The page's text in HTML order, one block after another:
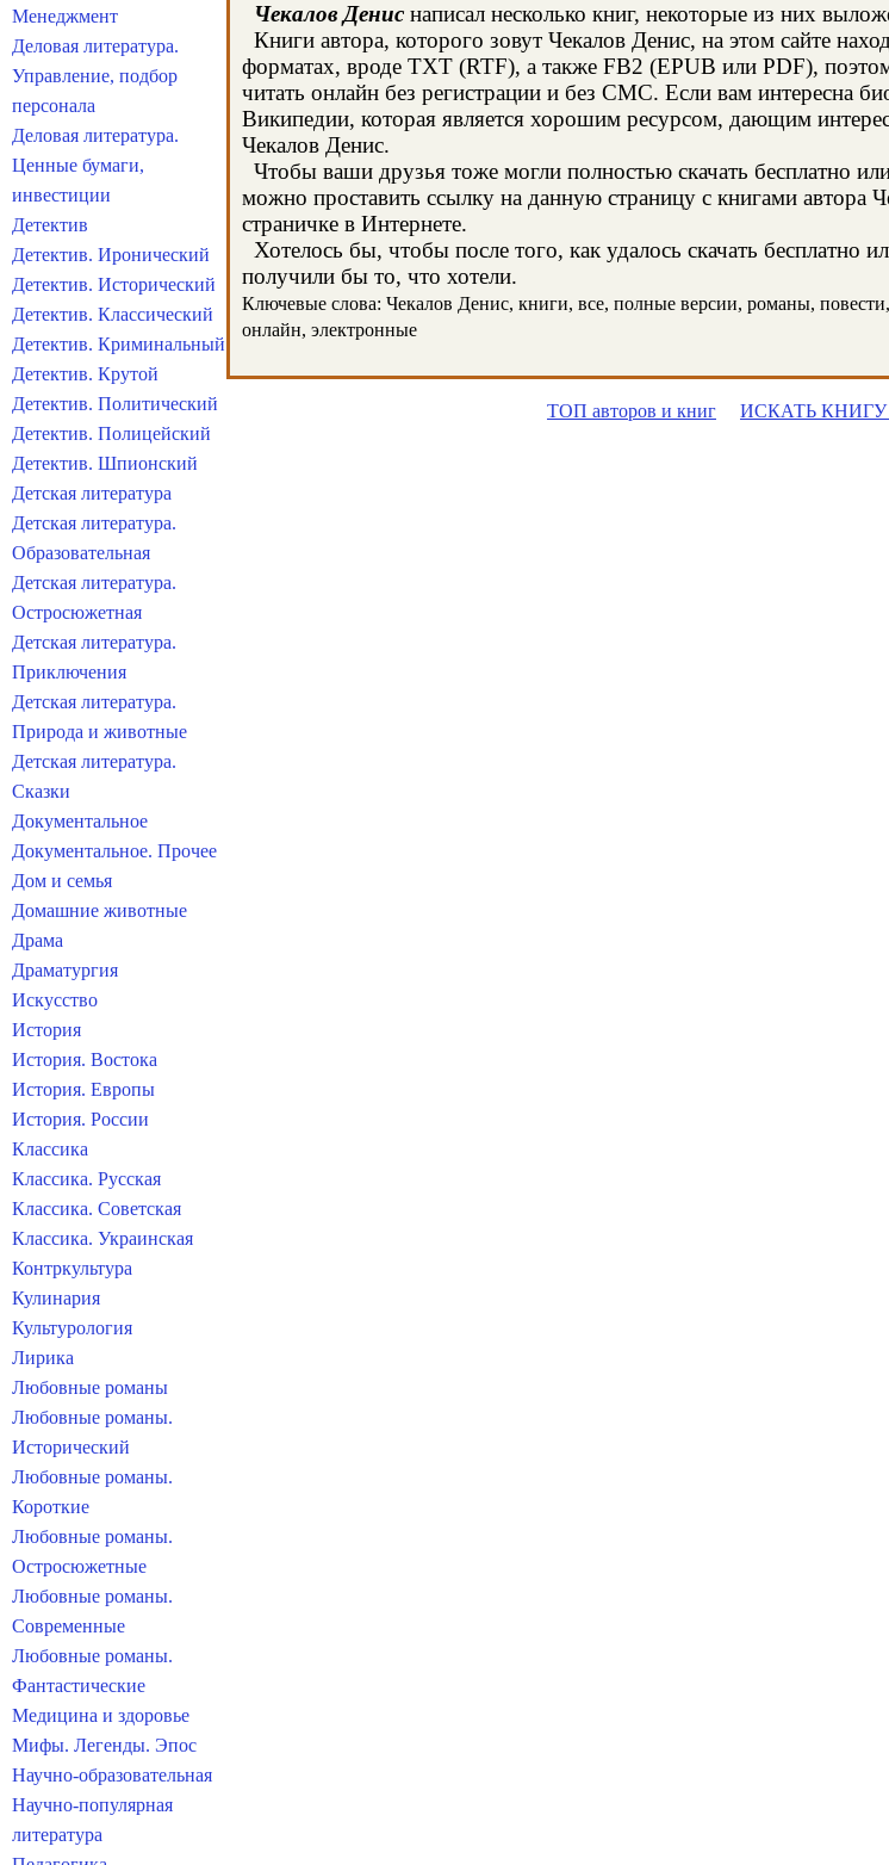
Чекалов Денис написал несколько книг, некоторые из них
Книги автора, которого зовут Чекалов Денис, на этом сайте
форматах, вроде TXT (RTF), а также FB2 (EPUB или PDF),
читать онлайн без регистрации и без СМС. Если вам интересна
Википедии, которая является хорошим ресурсом, дающим
Чекалов Денис.
Чтобы ваши друзья тоже могли полностью скачать бесплатно
можно проставить ссылку на данную страницу с книгами автора
страничке в Интернете.
Хотелось бы, чтобы после того, как удалось скачать бесплатно
получили бы то, что хотели.
Ключевые слова: Чекалов Денис, книги, все, полные версии, романы, повести,
онлайн, электронные
ТОП авторов и книг ИСКАТЬ
Менеджмент
Деловая литература.
Управление, подбор
персонала
Деловая литература.
Ценные бумаги,
инвестиции
Детектив
Детектив. Иронический
Детектив. Исторический
Детектив. Классический
Детектив. Криминальный
Детектив. Крутой
Детектив. Политический
Детектив. Полицейский
Детектив. Шпионский
Детская литература
Детская литература.
Образовательная
Детская литература.
Остросюжетная
Детская литература.
Приключения
Детская литература.
Природа и животные
Детская литература.
Сказки
Документальное
Документальное. Прочее
Дом и семья
Домашние животные
Драма
Драматургия
Искусство
История
История. Востока
История. Европы
История. России
Классика
Классика. Русская
Классика. Советская
Классика. Украинская
Контркультура
Кулинария
Культурология
Лирика
Любовные романы
Любовные романы.
Исторический
Любовные романы.
Короткие
Любовные романы.
Остросюжетные
Любовные романы.
Современные
Любовные романы.
Фантастические
Медицина и здоровье
Мифы. Легенды. Эпос
Научно-образовательная
Научно-популярная
литература